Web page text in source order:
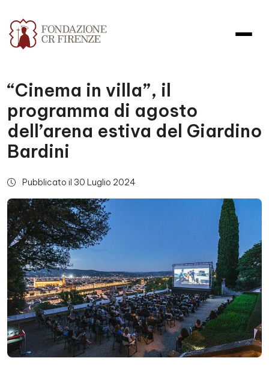
“Cinema in villa”, il
programma di agosto
dell’arena estiva del Giardino
Bardini
Pubblicato il 30 Luglio 2024